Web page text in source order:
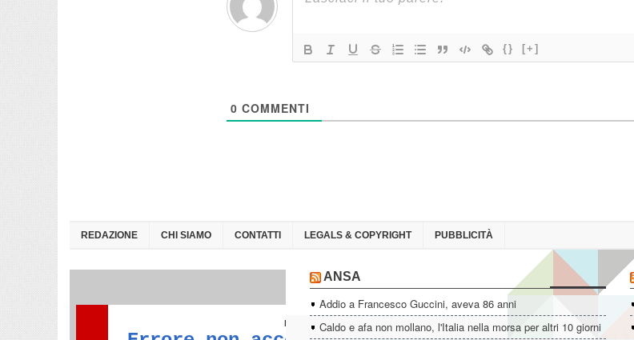
{} [+]
0 COMMENTI
REDAZIONE CHI SIAMO CONTATTI LEGALS & COPYRIGHT PUBBLICITÀ
ANSA
Addio a Francesco Guccini, aveva 86 anni
Caldo e afa non mollano, l'Italia nella morsa per altri 10 giorni